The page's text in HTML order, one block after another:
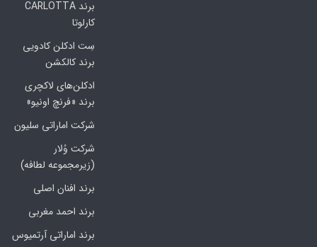
برند CARLOTTA
کارلوتا
سِت ادکلن کادویی
برند کالکشن
ادکلن‌های لاکچری
برند «فرنچ اونیو»
شرکت اماراتی سلیون
شرکت وُلار
(زیرمجموعه لطافه)
برند افنان اصلی
برند احمد مغربی
برند اماراتی آرتمیوس